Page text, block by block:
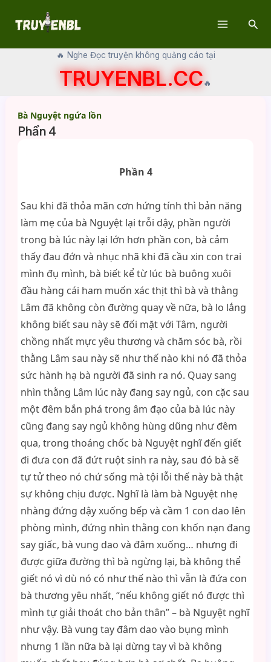
🔥 Nghe Đọc truyện không quảng cáo tại
TRUYENBL.CC🔥
Bà Nguyệt ngứa lồn
Phần 4
Phần 4
Sau khi đã thỏa mãn cơn hứng tính thì bản năng
làm mẹ của bà Nguyệt lại trỗi dậy, phần người
trong bà lúc này lại lớn hơn phần con, bà cảm
thấy đau đớn và nhục nhã khi đã cầu xin con trai
mình đụ mình, bà biết kể từ lúc bà buông xuôi
đầu hàng cái ham muốn xác thịt thì bà và thằng
Lâm đã không còn đường quay về nữa, bà lo lắng
không biết sau này sẽ đối mặt với Tâm, người
chồng nhất mực yêu thương và chăm sóc bà, rồi
thằng Lâm sau này sẽ như thế nào khi nó đã thỏa
sức hành hạ bà người đã sinh ra nó. Quay sang
nhìn thằng Lâm lúc này đang say ngủ, con cặc sau
một đêm bắn phá trong âm đạo của bà lúc này
cũng đang say ngủ không hùng dũng như đêm
qua, trong thoáng chốc bà Nguyệt nghĩ đến giết
đi đưa con đã đứt ruột sinh ra này, sau đó bà sẽ
tự tử theo nó chứ sống mà tội lỗi thế này bà thật
sự không chịu được. Nghĩ là làm bà Nguyệt nhẹ
nhàng đứng dậy xuống bếp và cầm 1 con dao lên
phòng mình, đứng nhìn thằng con khốn nạn đang
say giấc, bà vung dao và đâm xuống… nhưng đi
được giữa đường thì bà ngừng lại, bà không thể
giết nó vì dù nó có như thế nào thì vẫn là đứa con
bà thương yêu nhất, “nếu không giết nó được thì
mình tự giải thoát cho bản thân” – bà Nguyệt nghĩ
như vậy. Bà vung tay đâm dao vào bụng mình
nhưng 1 lần nữa bà lại dừng tay vì bà không